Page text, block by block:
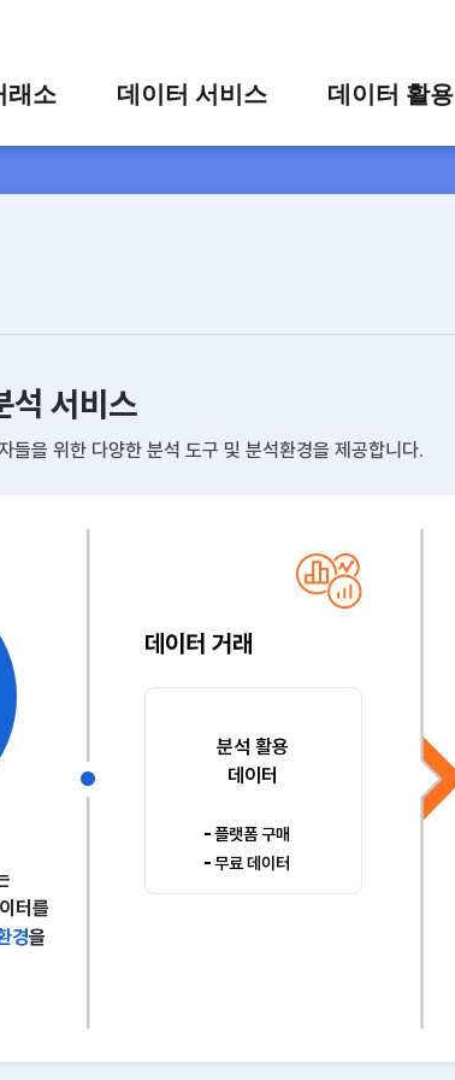
래소
신청
검색
데이터 서비스 데이터 활용
석 서비스
들을 위한 다양한 분석 도구 및 분석환경을 제공합니다.
터를
경을
데이터 거래
분석 활용
데이터
플랫폼 구매
무료 데이터